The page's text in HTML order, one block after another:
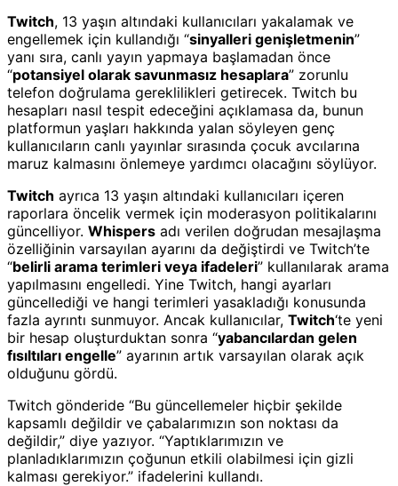
Twitch, 13 yaşın altındaki kullanıcıları yakalamak ve
engellemek için kullandığı “sinyalleri genişletmenin”
yanı sıra, canlı yayın yapmaya başlamadan önce
“potansiyel olarak savunmasız hesaplara” zorunlu
telefon doğrulama gereklilikleri getirecek. Twitch bu
hesapları nasıl tespit edeceğini açıklamasa da, bunun
platformun yaşları hakkında yalan söyleyen genç
kullanıcıların canlı yayınlar sırasında çocuk avcılarına
maruz kalmasını önlemeye yardımcı olacağını söylüyor.
Twitch ayrıca 13 yaşın altındaki kullanıcıları içeren
raporlara öncelik vermek için moderasyon politikalarını
güncelliyor. Whispers adı verilen doğrudan mesajlaşma
özelliğinin varsayılan ayarını da değiştirdi ve Twitch’te
“belirli arama terimleri veya ifadeleri” kullanılarak arama
yapılmasını engelledi. Yine Twitch, hangi ayarları
güncellediği ve hangi terimleri yasakladığı konusunda
fazla ayrıntı sunmuyor. Ancak kullanıcılar, Twitch‘te yeni
bir hesap oluşturduktan sonra “yabancılardan gelen
fısıltıları engelle” ayarının artık varsayılan olarak açık
olduğunu gördü.
Twitch gönderide “Bu güncellemeler hiçbir şekilde
kapsamlı değildir ve çabalarımızın son noktası da
değildir,” diye yazıyor. “Yaptıklarımızın ve
planladıklarımızın çoğunun etkili olabilmesi için gizli
kalması gerekiyor.” ifadelerini kullandı.